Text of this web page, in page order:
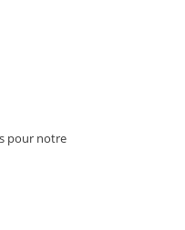
pour notre